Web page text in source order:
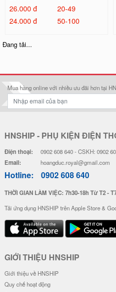
26.000 đ
20-49
24.000 đ
50-100
atrick
32.000 đ
Đơn giá
Số lượng
28.000 đ
5-19
26.000 đ
20-49
24.000 đ
50-100